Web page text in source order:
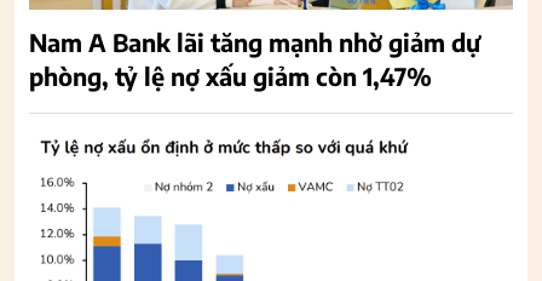
Nam A Bank lãi tăng mạnh nhờ giảm dự
phòng, tỷ lệ nợ xấu giảm còn 1,47%